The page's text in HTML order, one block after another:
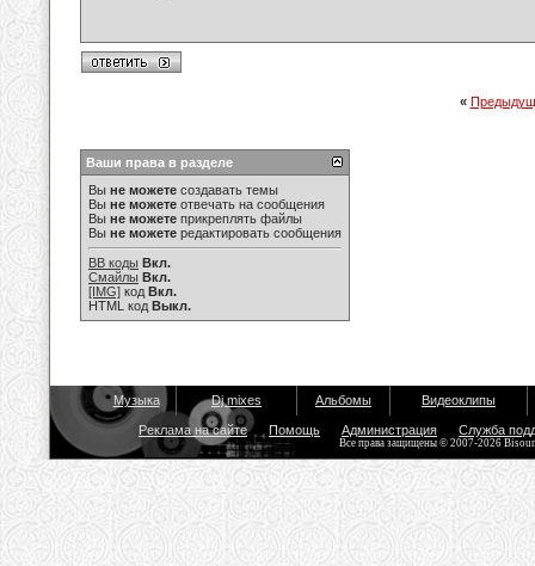
«
Ваши права в разделе
Вы не можете создавать темы
Вы не можете отвечать на сообщения
Вы не можете прикреплять файлы
Вы не можете редактировать сообщения
BB коды Вкл.
Смайлы Вкл.
[IMG] код Вкл.
HTML код Выкл.
Музыка Dj mixes Альбомы Видеоклипы
Реклама на сайте Помощь Администрация Служба
Все права защищены © 2007-2026